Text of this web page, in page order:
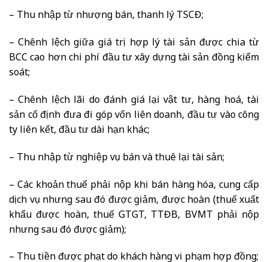
– Thu nhập từ nhượng bán, thanh lý TSCĐ;
– Chênh lệch giữa giá trị hợp lý tài sản được chia từ
BCC cao hơn chi phí đầu tư xây dựng tài sản đồng kiểm
soát;
– Chênh lệch lãi do đánh giá lại vật tư, hàng hoá, tài
sản cố định đưa đi góp vốn liên doanh, đầu tư vào công
ty liên kết, đầu tư dài hạn khác;
– Thu nhập từ nghiệp vụ bán và thuê lại tài sản;
– Các khoản thuế phải nộp khi bán hàng hóa, cung cấp
dịch vụ nhưng sau đó được giảm, được hoàn (thuế xuất
khẩu được hoàn, thuế GTGT, TTĐB, BVMT phải nộp
nhưng sau đó được giảm);
– Thu tiền được phạt do khách hàng vi phạm hợp đồng;